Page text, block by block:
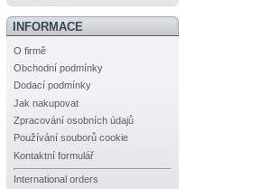
INFORMACE
O firmě
Obchodní podmínky
Dodací podmínky
Jak nakupovat
Zpracování osobních údajů
Používání souborů cookie
Kontaktní formulář
International orders